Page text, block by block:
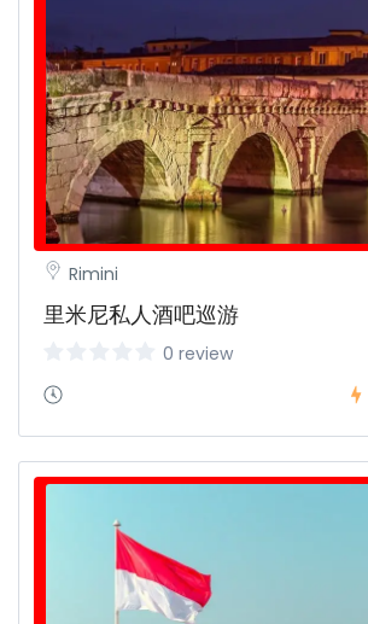
Rimini
里米尼私人酒吧巡游
0 review